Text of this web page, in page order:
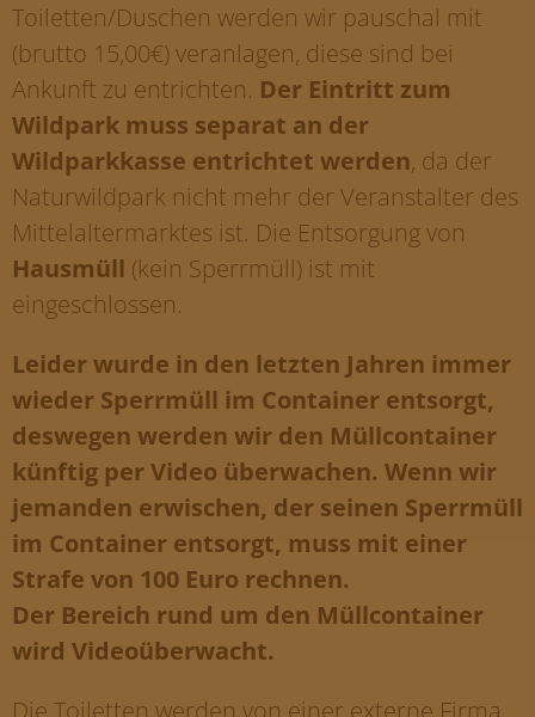
Toiletten/Duschen werden wir pauschal mit
(brutto 15,00€) veranlagen, diese sind bei
Ankunft zu entrichten. Der Eintritt zum
Wildpark muss separat an der
Wildparkkasse entrichtet werden, da der
Naturwildpark nicht mehr der Veranstalter des
Mittelaltermarktes ist. Die Entsorgung von
Hausmüll (kein Sperrmüll) ist mit
eingeschlossen.
Leider wurde in den letzten Jahren immer
wieder Sperrmüll im Container entsorgt,
deswegen werden wir den Müllcontainer
künftig per Video überwachen. Wenn wir
jemanden erwischen, der seinen Sperrmüll
im Container entsorgt, muss mit einer
Strafe von 100 Euro rechnen.
Der Bereich rund um den Müllcontainer
wird Videoüberwacht.